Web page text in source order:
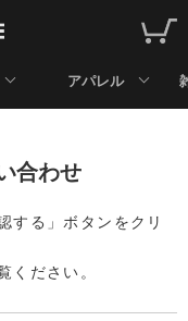
アパレル
合わせ
する」ボタンをクリ
ください。